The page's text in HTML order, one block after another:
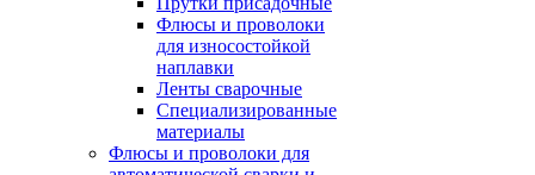
Флюсы и проволоки
для износостойкой
наплавки
Ленты сварочные
Специализированные
материалы
Флюсы и проволоки для